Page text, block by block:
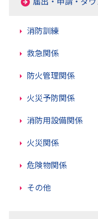
消防訓練
救急関係
防火管理関係
火災予防関係
消防用設備関係
火災関係
危険物関係
その他